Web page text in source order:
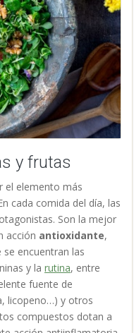
y frutas
el elemento más
cada comida del día, las
Son la mejor
acción antioxidante,
se encuentran las
y la rutina, entre
fuente de
licopeno…) y otros
compuestos dotan a